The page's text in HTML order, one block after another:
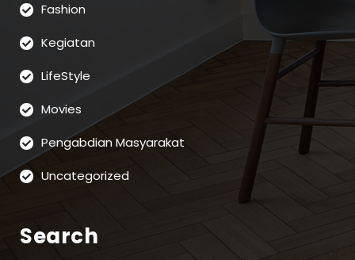
Fashion
Kegiatan
LifeStyle
Movies
Pengabdian Masyarakat
Uncategorized
Search